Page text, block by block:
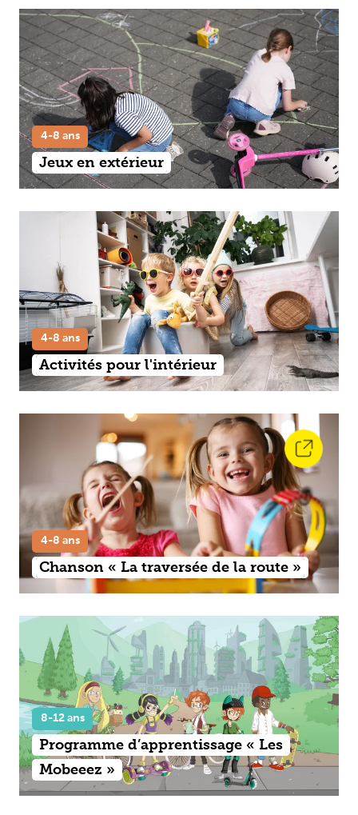
4-8 ans
Jeux en extérieur
4-8 ans
Activités pour l'intérieur
4-8 ans
Chanson « La traversée de la route »
8-12 ans
Programme d’apprentissage « Les
Mobeeez »